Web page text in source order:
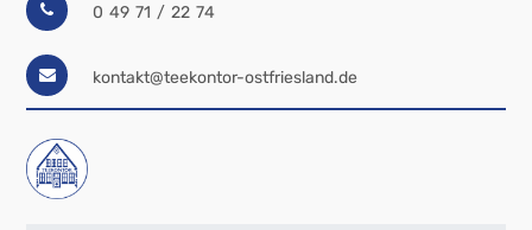
0 49 71 / 22 74
kontakt@teekontor-ostfriesland.de